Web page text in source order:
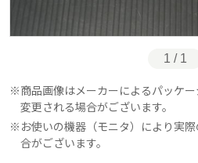
1 / 1
商品画像はメーカーによるパッケ
変更される場合がございます。
お使いの機器（モニタ）により実
合がございます。